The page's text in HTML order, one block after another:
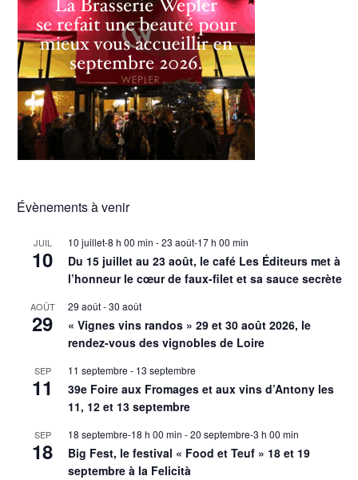
Évènements à venir
JUIL
10
10 juillet-8 h 00 min -23 août-17 h 00 min
Du 15 juillet au 23 août, le café Les Éditeurs met à
l’honneur le cœur de faux-filet et sa sauce secrète
AOÛT
29
29 août-30 août
« Vignes vins randos » 29 et 30 août 2026, le
rendez-vous des vignobles de Loire
SEP
11
11 septembre - 13 septembre
39e Foire aux Fromages et aux vins d’Antony les
11, 12 et 13 septembre
SEP
18
18 septembre-18 h 00 min -20 septembre-3 h 00 min
Big Fest, le festival « Food et Teuf » 18 et 19
septembre à la Felicità